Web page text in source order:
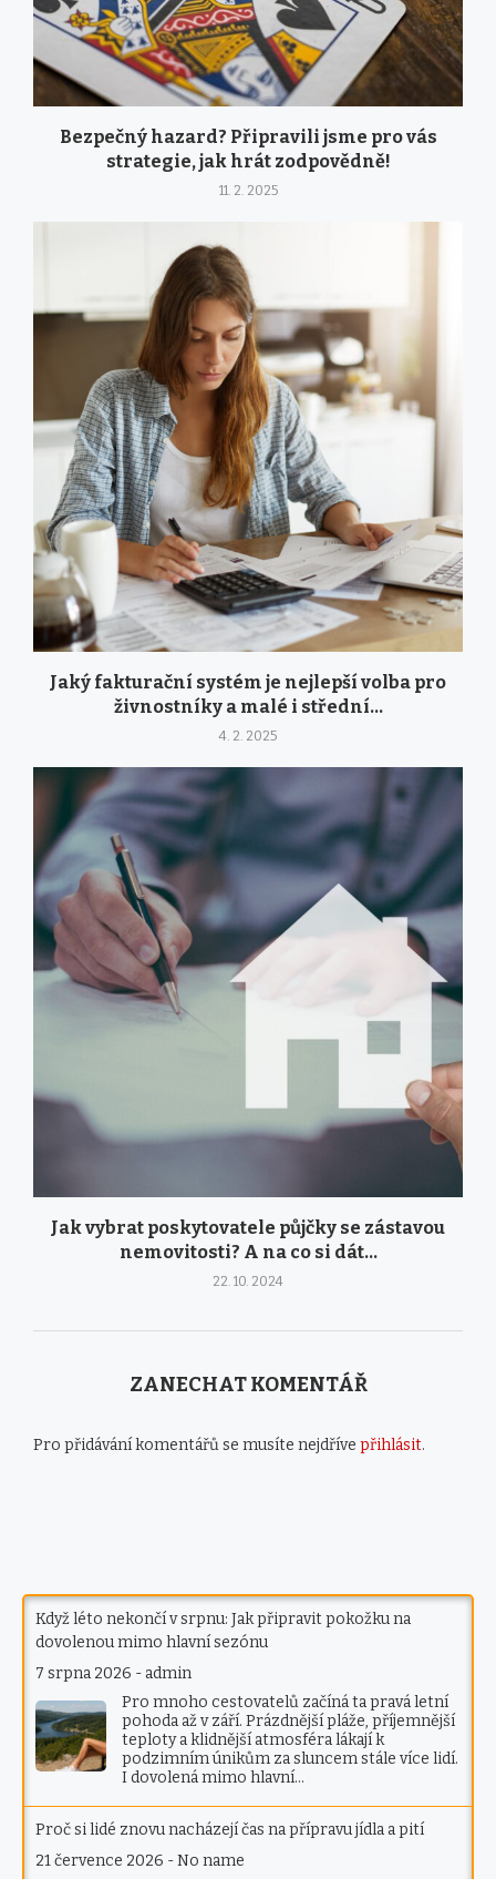
Bezpečný hazard? Připravili jsme pro vás
strategie, jak hrát zodpovědně!
11. 2. 2025
Jaký fakturační systém je nejlepší volba pro
živnostníky a malé i střední...
4. 2. 2025
Jak vybrat poskytovatele půjčky se zástavou
nemovitosti? A na co si dát...
22. 10. 2024
ZANECHAT KOMENTÁŘ
Pro přidávání komentářů se musíte nejdříve přihlásit.
Když léto nekončí v srpnu: Jak připravit pokožku na
dovolenou mimo hlavní sezónu
7 srpna 2026 - admin
Pro mnoho cestovatelů začíná ta pravá letní
pohoda až v září. Prázdnější pláže, příjemnější
teploty a klidnější atmosféra lákají k
podzimním únikům za sluncem stále více lidí.
I dovolená mimo hlavní…
Proč si lidé znovu nacházejí čas na přípravu jídla a pití
21 července 2026 -No name